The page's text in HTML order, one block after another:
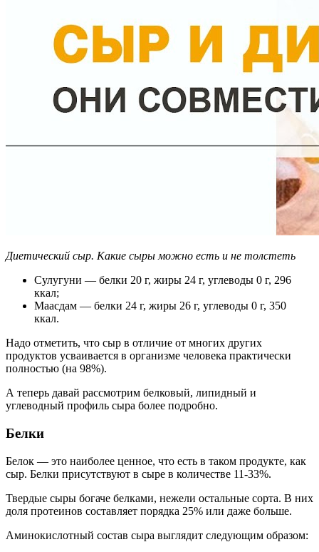
Диетический сыр. Какие сыры можно есть и не толстеть
Сулугуни — белки 20 г, жиры 24 г, углеводы 0 г, 296
ккал;
Маасдам — белки 24 г, жиры 26 г, углеводы 0 г, 350
ккал.
Надо отметить, что сыр в отличие от многих других
продуктов усваивается в организме человека практически
полностью (на 98%).
А теперь давай рассмотрим белковый, липидный и
углеводный профиль сыра более подробно.
Белки
Белок — это наиболее ценное, что есть в таком продукте, как
сыр. Белки присутствуют в сыре в количестве 11-33%.
Твердые сыры богаче белками, нежели остальные сорта. В них
доля протеинов составляет порядка 25% или даже больше.
Аминокислотный состав сыра выглядит следующим образом: